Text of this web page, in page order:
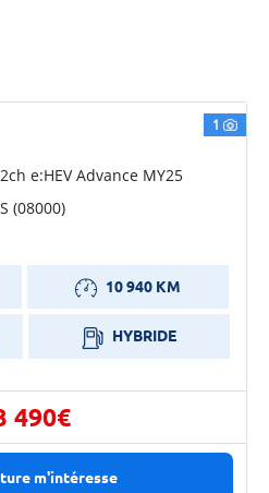
1
e:HEV Advance MY25
(08000)
10 940 KM
HYBRIDE
490€
m'intéresse